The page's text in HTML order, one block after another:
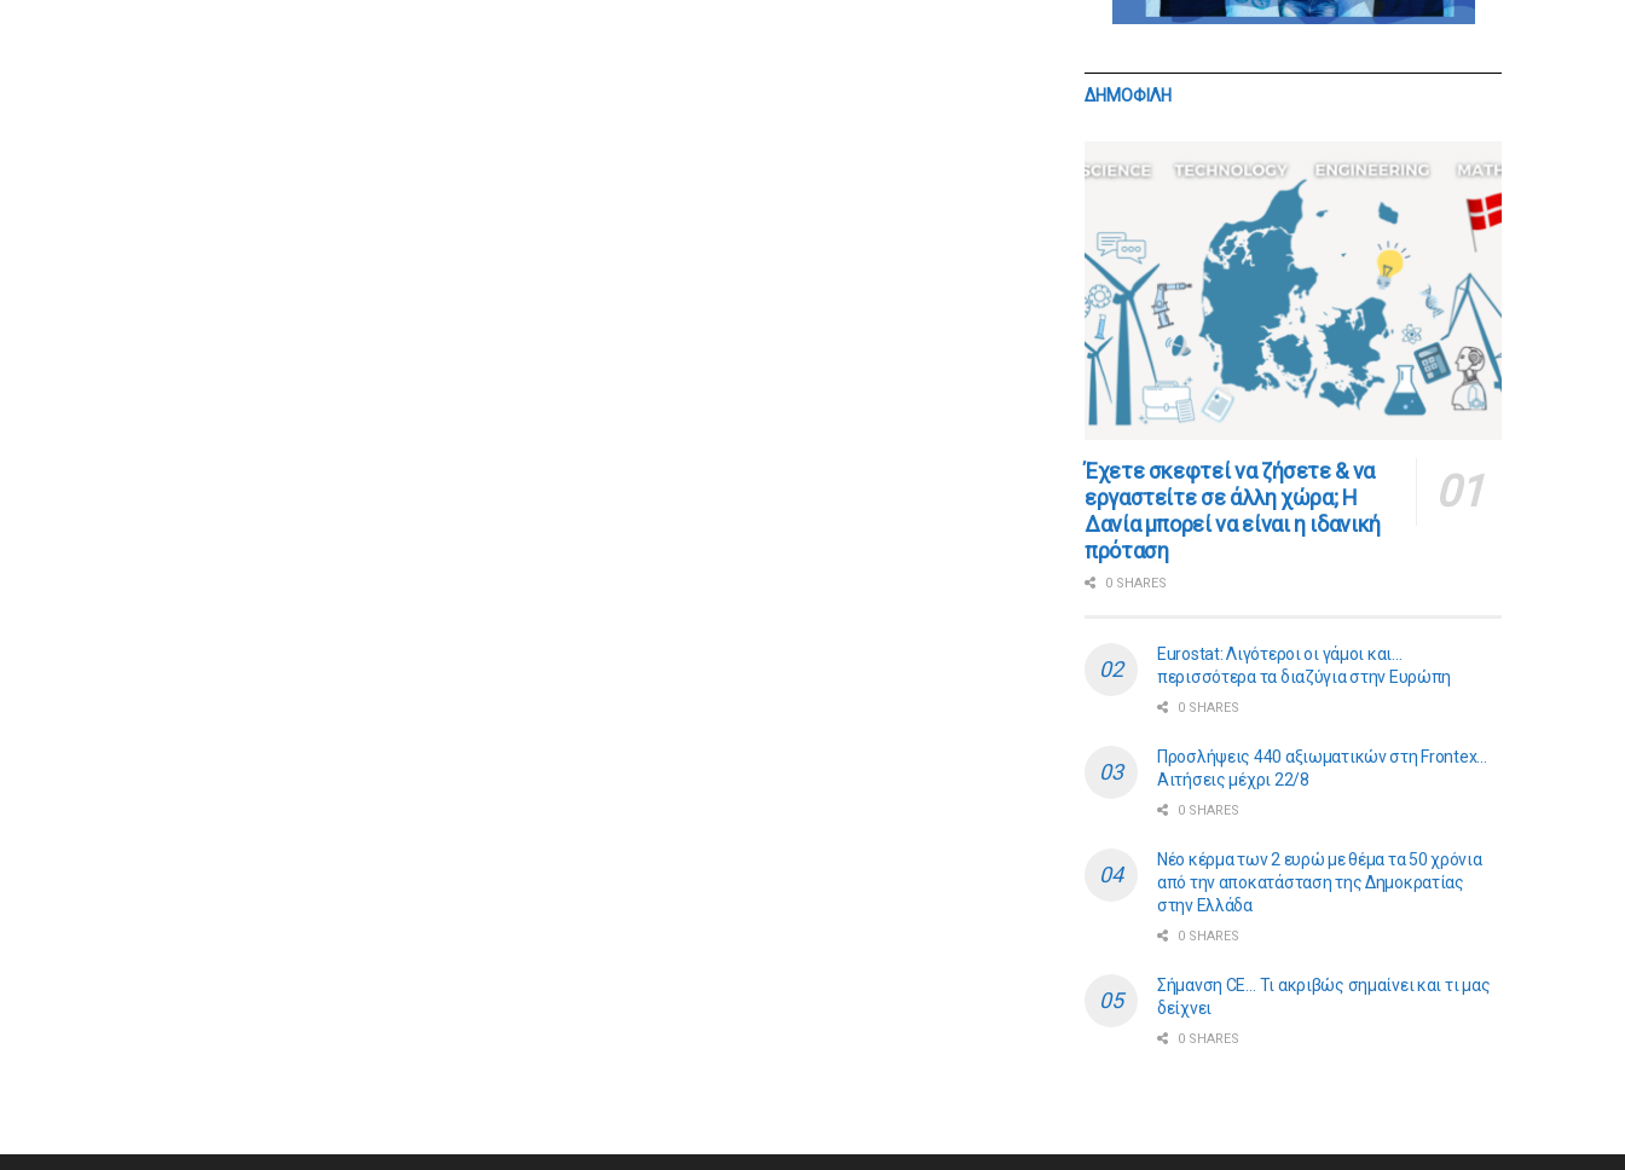
ΔΗΜΟΦΙΛΗ
​​Έχετε σκεφτεί να ζήσετε & να
εργαστείτε σε άλλη χώρα; Η
Δανία μπορεί να είναι η ιδανική
πρόταση
0 SHARES
Eurostat: Λιγότεροι οι γάμοι και…
περισσότερα τα διαζύγια στην Ευρώπη
0 SHARES
Προσλήψεις 440 αξιωματικών στη Frontex…
Αιτήσεις μέχρι 22/8
0 SHARES
Νέο κέρμα των 2 ευρώ με θέμα τα 50 χρόνια
από την αποκατάσταση της Δημοκρατίας
στην Ελλάδα
0 SHARES
Σήμανση CE… Τι ακριβώς σημαίνει και τι μας
δείχνει
0 SHARES